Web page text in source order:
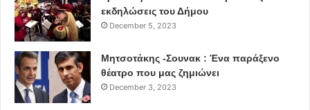
εκδηλώσεις του Δήμου
December 5, 2023
Μητσοτάκης -Σουνακ : Ένα παράξενο
θέατρο που μας ζημιώνει
December 3, 2023